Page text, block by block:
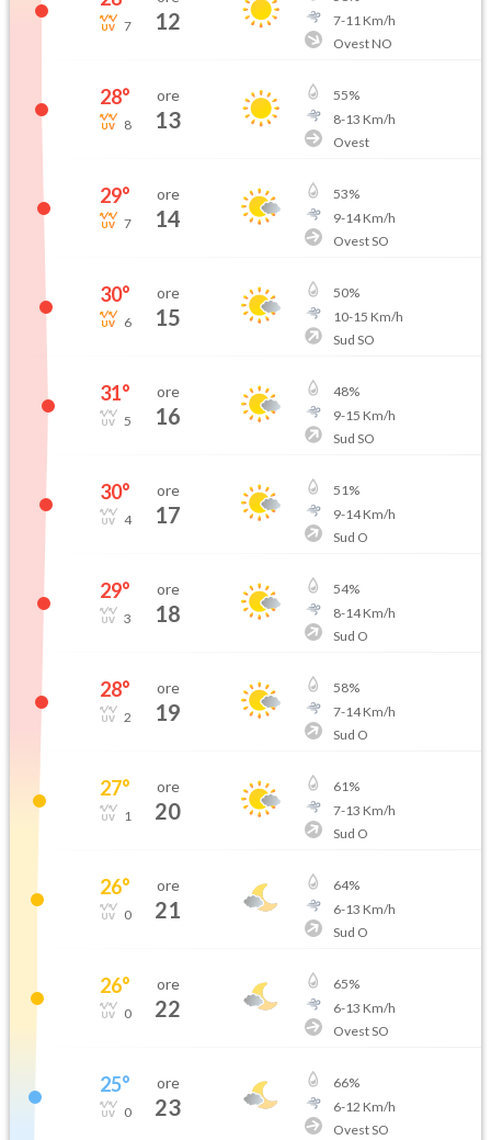
7 12
7-11 Km/h
Ovest NO
28°
8
ore
13
55%
8-13 Km/h
Ovest
29°
7
ore
14
53%
9-14Km/h
Ovest SO
30°
6
ore
15
50%
10-15 Km/h
Sud SO
31°
5
ore
16
48%
9-15 Km/h
Sud SO
30°
4
ore
17
51%
9-14Km/h
Sud O
29°
3
ore
18
54%
8-14Km/h
Sud O
28°
2
ore
19
58%
7-14Km/h
Sud O
27°
1
ore
20
61%
7-13 Km/h
Sud O
26°
0
ore
21
64%
6-13 Km/h
Sud O
26°
0
ore
22
65%
6-13 Km/h
Ovest SO
25°
0
ore
23
66%
6-12 Km/h
Ovest SO